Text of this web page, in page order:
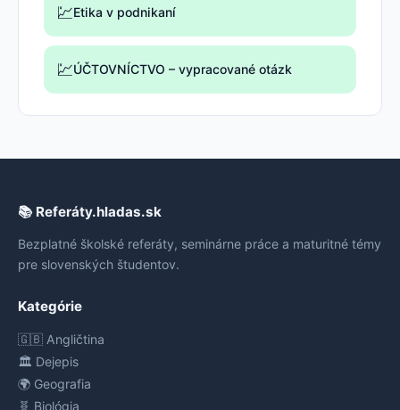
💹Etika v podnikaní
💹ÚČTOVNÍCTVO – vypracované otázk
📚 Referáty.hladas.sk
Bezplatné školské referáty, seminárne práce a maturitné témy
pre slovenských študentov.
Kategórie
🇬🇧 Angličtina
🏛️ Dejepis
🌍 Geografia
🧬 Biológia